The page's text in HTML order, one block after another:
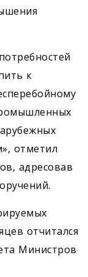
к
отметил
адресовав
отчитался
Министров